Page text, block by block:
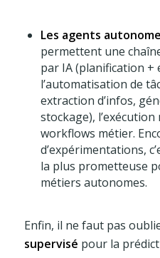
Les agents
permettent une
par IA (planification +
l’automatisation de
extraction d’infos,
stockage),
workflows métier.
d’expérimentations,
la plus prometteuse
métiers autonomes.
Enfin, il ne faut pas
supervisé pour la